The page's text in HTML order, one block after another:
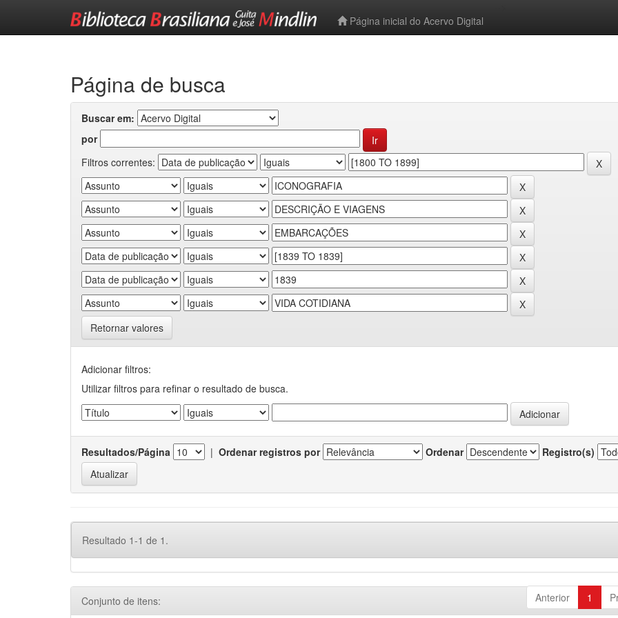
Página inicial do Acervo Digital
Página de busca
Buscar em:
por
Filtros correntes:
Retornar valores
Adicionar filtros:
Utilizar filtros para refinar o resultado de busca.
Resultados/Página | Ordenar registros por Ordenar Registro(s)
Resultado 1-1 de 1.
Anterior 1
Conjunto de itens: